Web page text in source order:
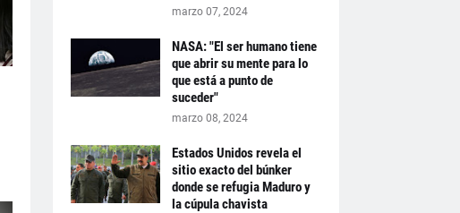
marzo 07, 2024
NASA: "El ser humano tiene
que abrir su mente para lo
que está a punto de
suceder"
marzo 08, 2024
Estados Unidos revela el
sitio exacto del búnker
donde se refugia Maduro y
la cúpula chavista